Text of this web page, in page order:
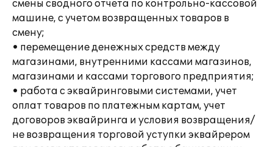
смены сводного отчета по контрольно-кассовой
машине, с учетом возвращенных товаров в
смену;
• перемещение денежных средств между
магазинами, внутренними кассами магазинов,
магазинами и кассами торгового предприятия;
• работа с эквайринговыми системами, учет
оплат товаров по платежным картам, учет
договоров эквайринга и условия возвращения/
не возвращения торговой уступки эквайрером